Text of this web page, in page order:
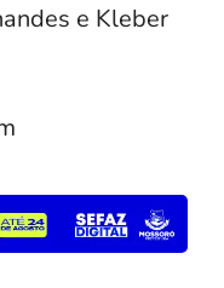
e Kleber